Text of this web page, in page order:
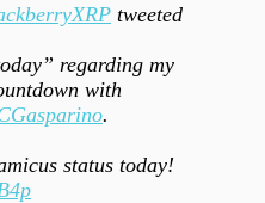
tweeted
regarding my
with
.
status today!